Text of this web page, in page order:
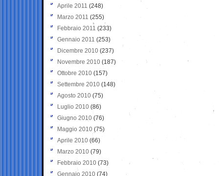
Aprile 2011 (248)
Marzo 2011 (255)
Febbraio 2011 (233)
Gennaio 2011 (253)
Dicembre 2010 (237)
Novembre 2010 (187)
Ottobre 2010 (157)
Settembre 2010 (148)
Agosto 2010 (75)
Luglio 2010 (86)
Giugno 2010 (76)
Maggio 2010 (75)
Aprile 2010 (66)
Marzo 2010 (79)
Febbraio 2010 (73)
Gennaio 2010 (74)